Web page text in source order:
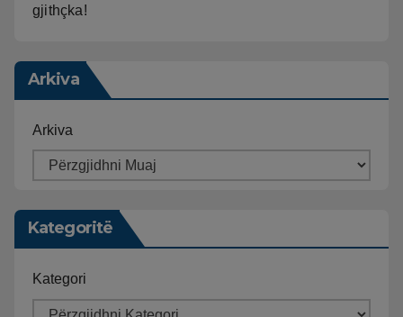
gjithçka!
Arkiva
Arkiva
Kategoritë
Kategori